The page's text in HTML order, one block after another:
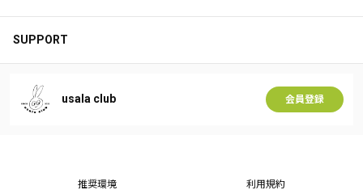
SUPPORT
usala club 会員登録
推奨環境 利用規約